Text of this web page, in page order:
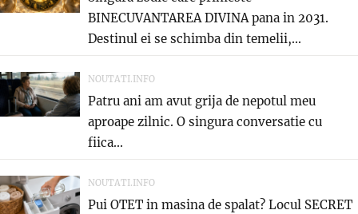
BINECUVANTAREA DIVINA pana in 2031.
Destinul ei se schimba din temelii,...
NOUTATI.INFO
Patru ani am avut grija de nepotul meu
aproape zilnic. O singura conversatie cu
fiica...
NOUTATI.INFO
Pui OTET in masina de spalat? Locul SECRET